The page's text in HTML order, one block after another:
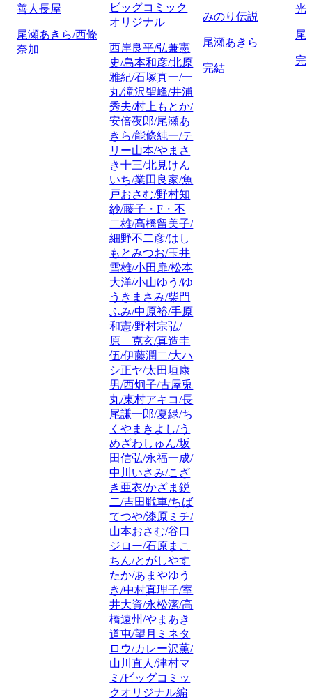
善人長屋
尾瀬あきら/西條
奈加
ビッグコミック
オリジナル
西岸良平/弘兼憲
史/島本和彦/北原
雅紀/石塚真一/一
丸/滝沢聖峰/井浦
秀夫/村上もとか/
安倍夜郎/尾瀬あ
きら/能條純一/テ
リー山本/やまさ
き十三/北見けん
いち/業田良家/魚
戸おさむ/野村知
紗/藤子・F・不
二雄/高橋留美子/
細野不二彦/はし
もとみつお/玉井
雪雄/小田扉/松本
大洋/小山ゆう/ゆ
うきまさみ/柴門
ふみ/中原裕/手原
和憲/野村宗弘/
原 克玄/真造圭
伍/伊藤潤二/大ハ
シ正ヤ/太田垣康
男/西炯子/古屋兎
丸/東村アキコ/長
尾謙一郎/夏緑/ち
くやまきよし/う
めざわしゅん/坂
田信弘/永福一成/
中川いさみ/こざ
き亜衣/かざま鋭
二/吉田戦車/ちば
てつや/漆原ミチ/
山本おさむ/谷口
ジロー/石原まこ
ちん/とがしやす
たか/あまやゆう
き/中村真理子/室
井大資/永松潔/高
橋遠州/やまあき
道屯/望月ミネタ
ロウ/カレー沢薫/
山川直人/津村マ
ミ/ビッグコミッ
クオリジナル編
みのり伝説
尾瀬あきら
完結
光
尾
完